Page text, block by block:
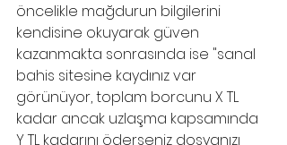
öncelikle mağdurun bilgilerini
kendisine okuyarak güven
kazanmakta sonrasında ise "sanal
bahis sitesine kaydınız var
görünüyor, toplam borcunu X TL
kadar ancak uzlaşma kapsamında
Y TL kadarını öderseniz dosyanızı